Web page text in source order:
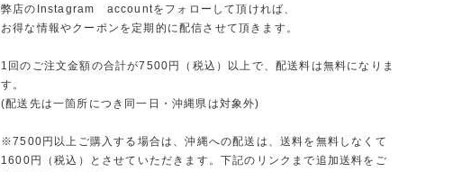
弊店のInstagram accountをフォローして頂ければ、
お得な情報やクーポンを定期的に配信させて頂きます。
1回のご注文金額の合計が7500円（税込）以上で、配送料は無料になりま
す。
(配送先は一箇所につき同一日・沖縄県は対象外)
※7500円以上ご購入する場合は、沖縄への配送は、送料を無料しなくて
1600円（税込）とさせていただきます。下記のリンクまで追加送料をご